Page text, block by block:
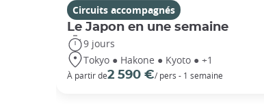
Circuits accompagnés
Le Japon en une semaine
9 jours
Tokyo ● Hakone ● Kyoto ● +1
À partir de2 590 €/ pers - 1 semaine